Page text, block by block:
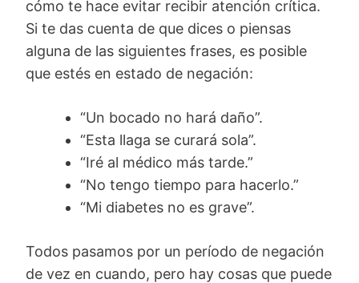
cómo te hace evitar recibir atención crítica.
Si te das cuenta de que dices o piensas
alguna de las siguientes frases, es posible
que estés en estado de negación:
“Un bocado no hará daño”.
“Esta llaga se curará sola”.
“Iré al médico más tarde.”
“No tengo tiempo para hacerlo.”
“Mi diabetes no es grave”.
Todos pasamos por un período de negación
de vez en cuando, pero hay cosas que puede